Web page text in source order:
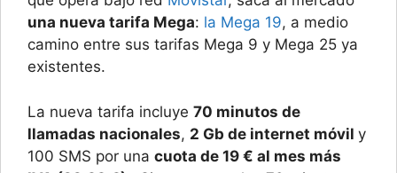
una nueva tarifa Mega: la Mega 19, a medio
camino entre sus tarifas Mega 9 y Mega 25 ya
existentes.
La nueva tarifa incluye 70 minutos de
llamadas nacionales, 2 Gb de internet móvil y
100 SMS por una cuota de 19 € al mes más